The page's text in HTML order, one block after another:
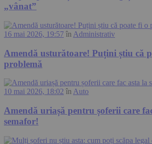
„vânat”
16 mai 2026, 19:57 în Administrativ
Amendă usturătoare! Puțini știu că
problemă
10 mai 2026, 18:02 în Auto
Amendă uriașă pentru șoferii care
semafor!